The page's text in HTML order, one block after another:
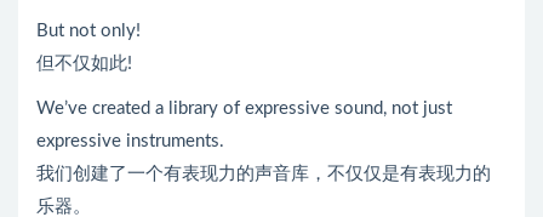
But not only!
但不仅如此!
We’ve created a library of expressive sound, not just
expressive instruments.
我们创建了一个有表现力的声音库，不仅仅是有表现力的
乐器。